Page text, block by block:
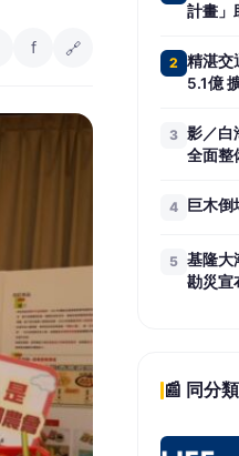
f 🔗
計畫」
2 精湛交
5.1億
3 影／
全面整
4 巨木
5 基隆
勘災宣
📰 同分